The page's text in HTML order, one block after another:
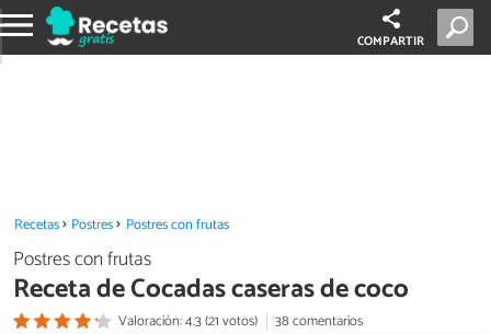
COMPARTIR
Recetas Postres Postres con frutas
Postres con frutas
Receta de Cocadas caseras de coco
Valoración: 4.3 (21 votos)
38 comentarios